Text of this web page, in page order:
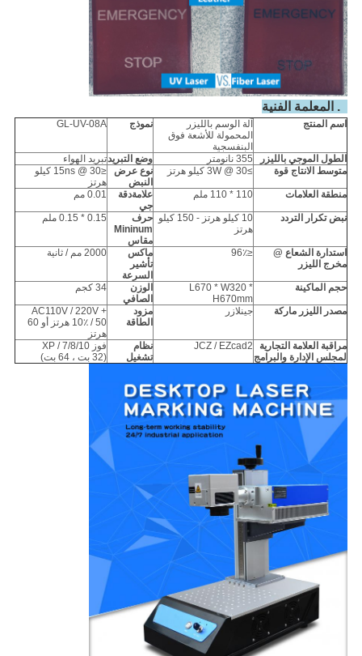
اسم المنتج
آلة الوسم بالليزر
المحمولة للأشعة فوق
البنفسجية
نموذج GL-UV-08A
الطول الموجي بالليزر 355 نانومتر وضع التبريدتبريد الهواء
متوسط ​​الانتاج قوة ≥3W @ 30 كيلو هرتز
نوع عرض
النبض
≤15ns @ 30 كيلو
هرتز
منطقة العلامات
110 * 110 ملم علامةدقة
جي
0.01 مم
نبضتكرار التردد
10 كيلو هرتز - 150 كيلو
هرتز
حرف
Mininum
مقاس
0.15 * 0.15 ملم
استدارة الشعاع @
مخرج الليزر
≤96٪
ماكس
تأشير
السرعة
2000 مم / ثانية
حجم الماكينة
L670 * W320 *
H670mm
الوزن
الصافي
34 كجم
مصدر الليزر ماركة جينلازر
مزود
الطاقة
AC110V / 220V +
10٪ / 50 هرتز أو 60
هرتز
مراقبة العلامة التجارية
لمجلس الإدارة والبرامج
JCZ / EZcad2
نظام
تشغيل
فوز XP / 7/8/10
(32 بت ، 64 بت)